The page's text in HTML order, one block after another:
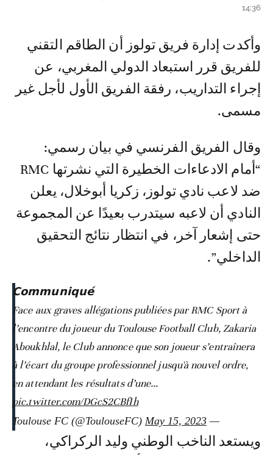
14:36
وأكدت إدارة فريق تولوز أن الطاقم التقني
للفريق قرر استبعاد الدولي المغربي، عن
إجراء التداريب، رفقة الفريق الأول لأجل غير
مسمى.
وقال الفريق الفرنسي في بيان رسمي:
“أمام الادعاءات الخطيرة التي نشرتها RMC
ضد لاعب نادي تولوز، زكريا أبوخلال، يعلن
النادي أن لاعبه سيتدرب بعيدًا عن المجموعة
حتى إشعار آخر، في انتظار نتائج التحقيق
الداخلي”.
𝗖𝗼𝗺𝗺𝘂𝗻𝗶𝗾𝘂𝗲́
Face aux graves allégations publiées par RMC Sport à
l’encontre du joueur du Toulouse Football Club, Zakaria
Aboukhlal, le Club annonce que son joueur s’entraînera
à l’écart du groupe professionnel jusqu'à nouvel ordre,
en attendant les résultats d’une…
pic.twitter.com/DGcS2CBfIh
— Toulouse FC (@ToulouseFC)
May 15, 2023
ويستعد الناخب الوطني وليد الركراكي،